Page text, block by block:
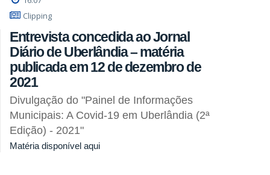
Clipping
Entrevista concedida ao Jornal
Diário de Uberlândia – matéria
publicada em 12 de dezembro de
2021
Divulgação do "Painel de Informações
Municipais: A Covid-19 em Uberlândia (2ª
Edição) - 2021"
Matéria disponível aqui